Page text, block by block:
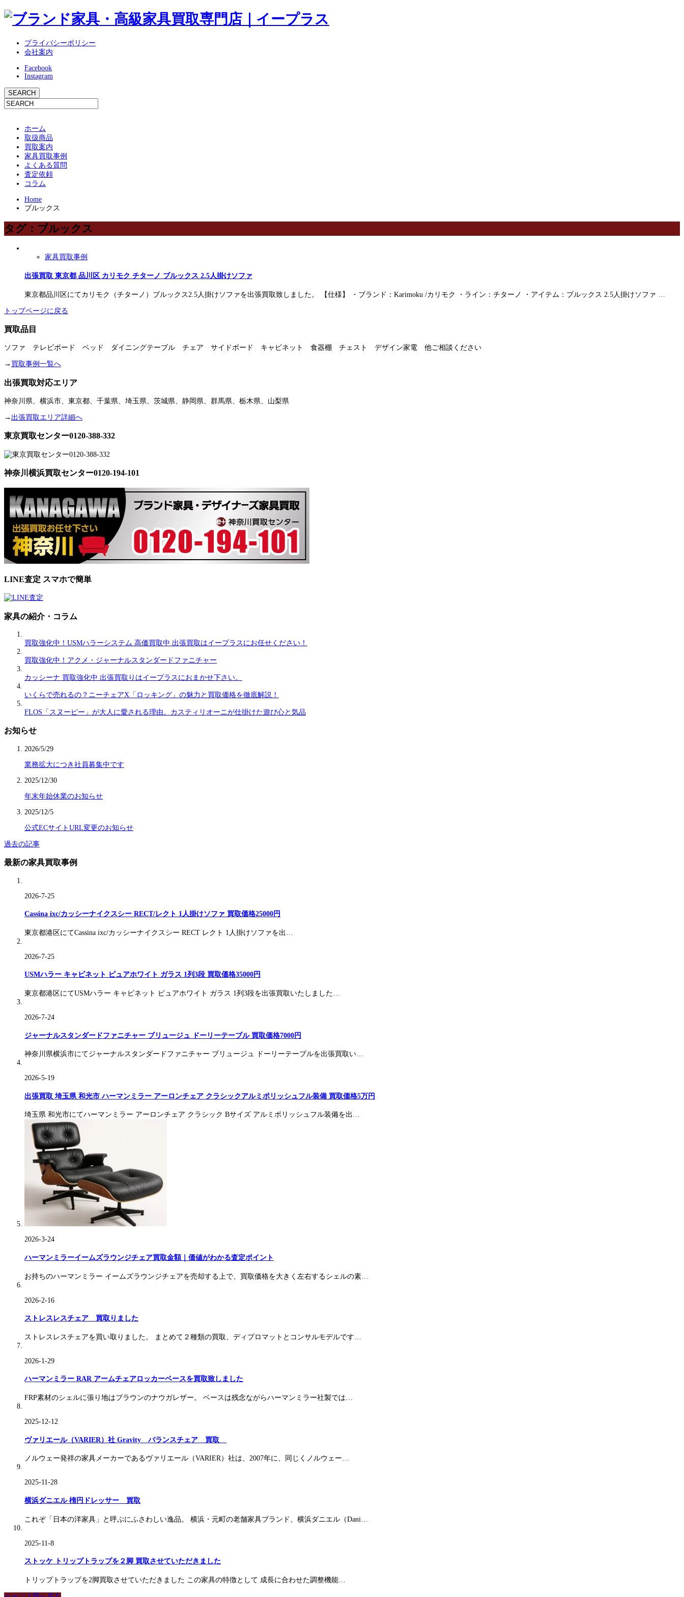
プライバシーポリシー
会社案内
Facebook
Instagram
ホーム
取扱商品
買取案内
家具買取事例
よくある質問
査定依頼
コラム
Home
ブルックス
タグ：ブルックス
家具買取事例
出張買取 東京都 品川区 カリモク チターノ ブルックス 2.5人掛けソファ
東京都品川区にてカリモク（チターノ）ブルックス2.5人掛けソファを出張買取致しました。 【仕様】 ・ブランド：Karimoku /カリモク ・ライン：チターノ ・アイテム：ブルックス 2.5人掛けソファ …
トップページに戻る
買取品目
ソファ テレビボード ベッド ダイニングテーブル チェア サイドボード キャビネット 食器棚 チェスト デザイン家電 他ご相談ください
→ 買取事例一覧へ
出張買取対応エリア
神奈川県、横浜市、東京都、千葉県、埼玉県、茨城県、静岡県、群馬県、栃木県、山梨県
→ 出張買取エリア詳細へ
東京買取センター0120-388-332
神奈川横浜買取センター0120-194-101
LINE査定 スマホで簡単
家具の紹介・コラム
買取強化中！USMハラーシステム 高価買取中 出張買取はイープラスにお任せください！
買取強化中！アクメ・ジャーナルスタンダードファニチャー
カッシーナ 買取強化中 出張買取りはイープラスにおまかせ下さい。
いくらで売れるの？ニーチェアX「ロッキング」の魅力と買取価格を徹底解説！
FLOS「スヌーピー」が大人に愛される理由。カスティリオーニが仕掛けた遊び心と気品
お知らせ
2026/5/29
業務拡大につき社員募集中です
2025/12/30
年末年始休業のお知らせ
2025/12/5
公式ECサイトURL変更のお知らせ
過去の記事
最新の家具買取事例
2026-7-25
Cassina ixc/カッシーナイクスシー RECT/レクト 1人掛けソファ 買取価格25000円
東京都港区にてCassina ixc/カッシーナイクスシー RECT レクト 1人掛けソファを出…
2026-7-25
USMハラー キャビネット ピュアホワイト ガラス 1列3段 買取価格35000円
東京都港区にてUSMハラー キャビネット ピュアホワイト ガラス 1列3段を出張買取いたしました…
2026-7-24
ジャーナルスタンダードファニチャー ブリュージュ ドーリーテーブル 買取価格7000円
神奈川県横浜市にてジャーナルスタンダードファニチャー ブリュージュ ドーリーテーブルを出張買取い…
2026-5-19
出張買取 埼玉県 和光市 ハーマンミラー アーロンチェア クラシックアルミポリッシュフル装備 買取価格5万円
埼玉県 和光市にてハーマンミラー アーロンチェア クラシック Bサイズ アルミポリッシュフル装備を出…
2026-3-24
ハーマンミラーイームズラウンジチェア買取金額｜価値がわかる査定ポイント
お持ちのハーマンミラー イームズラウンジチェアを売却する上で、買取価格を大きく左右するシェルの素…
2026-2-16
ストレスレスチェア 買取りました
ストレスレスチェアを買い取りました。 まとめて２種類の買取、ディプロマットとコンサルモデルです…
2026-1-29
ハーマンミラー RAR アームチェアロッカーベースを買取致しました
FRP素材のシェルに張り地はブラウンのナウガレザー。 ベースは残念ながらハーマンミラー社製では…
2025-12-12
ヴァリエール（VARIER）社 Gravity バランスチェア 買取
ノルウェー発祥の家具メーカーであるヴァリエール（VARIER）社は、2007年に、同じくノルウェー…
2025-11-28
横浜ダニエル 楕円ドレッサー 買取
これぞ「日本の洋家具」と呼ぶにふさわしい逸品。 横浜・元町の老舗家具ブランド、横浜ダニエル（Dani…
2025-11-8
ストッケ トリップトラップを２脚 買取させていただきました
トリップトラップを2脚買取させていただきました この家具の特徴として 成長に合わせた調整機能…